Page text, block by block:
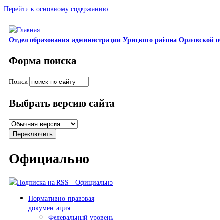
Перейти к основному содержанию
Отдел образования администрации Урицкого района Орловской
Форма поиска
Поиск
Выбрать версию сайта
Официально
Нормативно-правовая
документация
Федеральный уровень